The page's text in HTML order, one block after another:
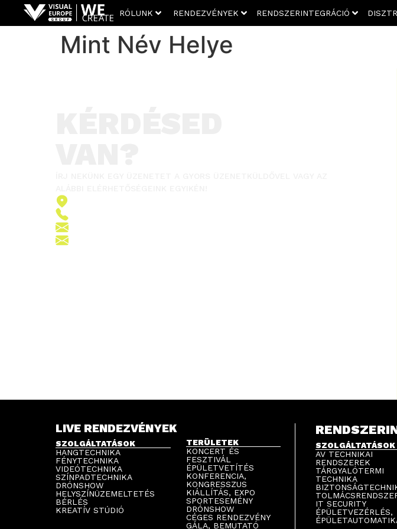
RÓLUNK RENDEZVÉNYEK RENDSZERINTEGRÁCIÓ
Mint Név Helye
LIVE RENDEZVÉNYEK
SZOLGÁLTATÁSOK
HANGTECHNIKA
FÉNYTECHNIKA
VIDEÓTECHNIKA
SZÍNPADTECHNIKA
DRÓNSHOW
HELYSZÍNÜZEMELTETÉS
BÉRLÉS
KREATÍV STÚDIÓ
TERÜLETEK
KONCERT ÉS
FESZTIVÁL
ÉPÜLETVETÍTÉS
KONFERENCIA,
KONGRESSZUS
KIÁLLÍTÁS, EXPO
SPORTESEMÉNY
DRÓNSHOW
CÉGES RENDEZVÉNY
GÁLA, BEMUTATÓ
SZOLGÁLTATÁSOK
AV TECHNIKAI
RENDSZEREK
TÁRGYALÓTERMI
TECHNIKA
IT SECURITY
ÉPÜLETVEZÉRLÉS,